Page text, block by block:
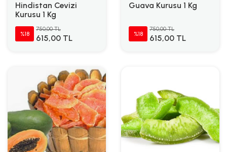
Hindistan Cevizi
Kurusu 1 Kg
%18
750,00 TL
615,00 TL
Guava Kurusu 1 Kg
%18
750,00 TL
615,00 TL